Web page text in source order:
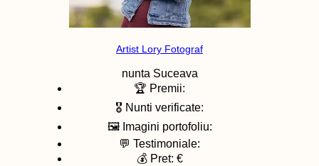
Artist Lory Fotograf
nunta Suceava
🏆 Premii:
🎖️ Nunti verificate:
🖼️ Imagini portofoliu:
💬 Testimoniale:
💰 Pret: €